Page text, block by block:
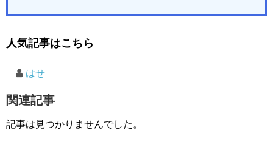
人気記事はこちら
はせ
関連記事
記事は見つかりませんでした。